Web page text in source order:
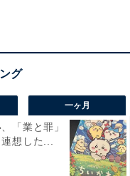
ってしまい疑心暗鬼
返却を三田園に依頼
パーがケータイを忘
誘拐されたことが分
一ヶ月
「業と罪」
想した...